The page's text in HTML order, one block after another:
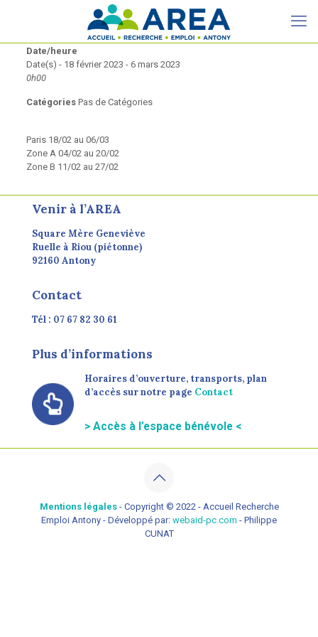
Date/heure
Date(s) - 18 février 2023 - 6 mars 2023
0h00
CatégoriesPas de Catégories
Paris 18/02 au 06/03
Zone A 04/02 au 20/02
Zone B 11/02 au 27/02
Venir à l’AREA
Square Mère Geneviève
Ruelle à Riou (piétonne)
92160 Antony
Contact
Tél : 07 67 82 30 61
Plus d’informations
Horaires d’ouverture, transports, plan
d’accès sur notre page Contact
> Accès à l’espace bénévole <
Mentions légales - Copyright © 2022 - Accueil Recherche
Emploi Antony - Développé par: webaid-pc.com - Philippe
CUNAT